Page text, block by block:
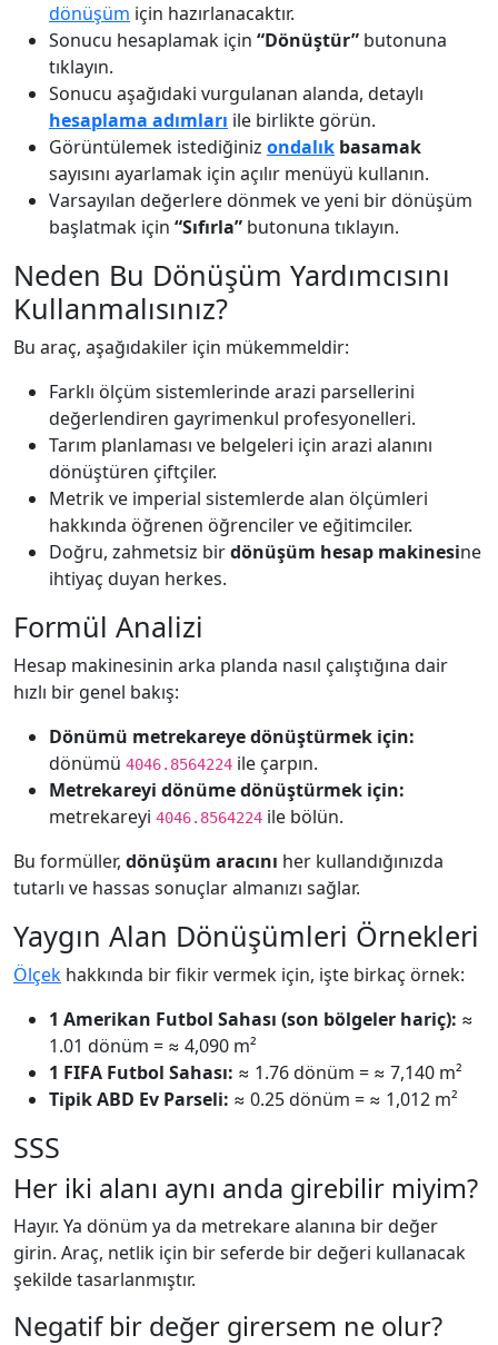
dönüşüm için hazırlanacaktır.
Sonucu hesaplamak için “Dönüştür” butonuna
tıklayın.
Sonucu aşağıdaki vurgulanan alanda, detaylı
hesaplama adımları ile birlikte görün.
Görüntülemek istediğiniz ondalık basamak
sayısını ayarlamak için açılır menüyü kullanın.
Varsayılan değerlere dönmek ve yeni bir dönüşüm
başlatmak için “Sıfırla” butonuna tıklayın.
Neden Bu Dönüşüm Yardımcısını
Kullanmalısınız?
Bu araç, aşağıdakiler için mükemmeldir:
Farklı ölçüm sistemlerinde arazi parsellerini
değerlendiren gayrimenkul profesyonelleri.
Tarım planlaması ve belgeleri için arazi alanını
dönüştüren çiftçiler.
Metrik ve imperial sistemlerde alan ölçümleri
hakkında öğrenen öğrenciler ve eğitimciler.
Doğru, zahmetsiz birdönüşüm hesap makinesine
ihtiyaç duyan herkes.
Formül Analizi
Hesap makinesinin arka planda nasıl çalıştığına dair
hızlı bir genel bakış:
Dönümü metrekareye dönüştürmek için:
dönümü 4046.8564224 ile çarpın.
Metrekareyi dönüme dönüştürmek için:
metrekareyi 4046.8564224 ile bölün.
Bu formüller, dönüşüm aracını her kullandığınızda
tutarlı ve hassas sonuçlar almanızı sağlar.
Yaygın Alan Dönüşümleri Örnekleri
Ölçek hakkında bir fikir vermek için, işte birkaç örnek:
1 Amerikan Futbol Sahası (son bölgeler hariç): ≈
1.01 dönüm = ≈ 4,090 m²
1 FIFA Futbol Sahası: ≈ 1.76 dönüm = ≈ 7,140 m²
Tipik ABD Ev Parseli: ≈ 0.25 dönüm = ≈ 1,012 m²
SSS
Her iki alanı aynı anda girebilir miyim?
Hayır. Ya dönüm ya da metrekare alanına bir değer
girin. Araç, netlik için bir seferde bir değeri kullanacak
şekilde tasarlanmıştır.
Negatif bir değer girersem ne olur?